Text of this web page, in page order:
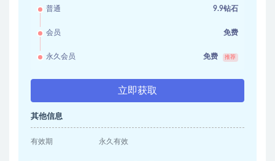
普通 9.9钻石
会员 免费
永久会员 免费 推荐
立即获取
其他信息
有效期 永久有效